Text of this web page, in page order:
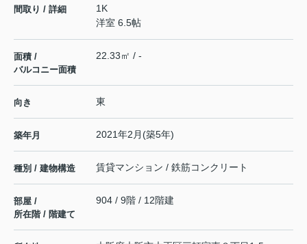
間取り / 詳細
1K
洋室 6.5帖
面積 /
バルコニー面積
22.33㎡ / -
向き 東
築年月 2021年2月(築5年)
種別 / 建物構造 賃貸マンション / 鉄筋コンクリート
部屋 /
所在階 / 階建て
904 / 9階 / 12階建